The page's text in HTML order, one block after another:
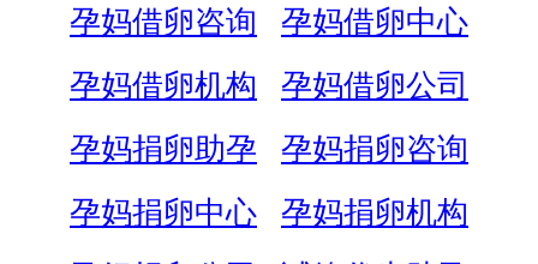
孕妈借卵咨询
孕妈借卵中心
孕妈借卵机构
孕妈借卵公司
孕妈捐卵助孕
孕妈捐卵咨询
孕妈捐卵中心
孕妈捐卵机构